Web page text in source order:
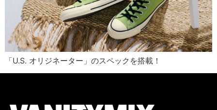
「U.S. オリジネーター」のスペックを搭載！